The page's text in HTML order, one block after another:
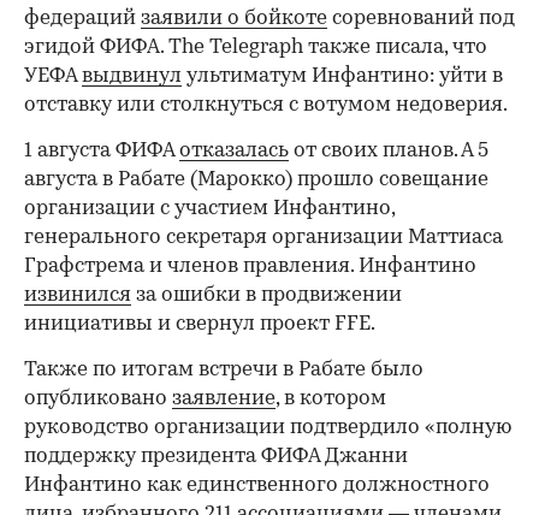
федераций заявили о бойкоте соревнований под
эгидой ФИФА. The Telegraph также писала, что
УЕФАвыдвинул ультиматум Инфантино: уйти в
отставку или столкнуться с вотумом недоверия.
1 августа ФИФАотказалась от своих планов. А 5
августа в Рабате (Марокко) прошло совещание
организации с участием Инфантино,
генерального секретаря организации Маттиаса
Графстрема и членов правления. Инфантино
извинился за ошибки в продвижении
инициативы и свернул проект FFE.
Также по итогам встречи в Рабате было
опубликовано заявление, в котором
руководство организации подтвердило «полную
поддержку президента ФИФА Джанни
Инфантино как единственного должностного